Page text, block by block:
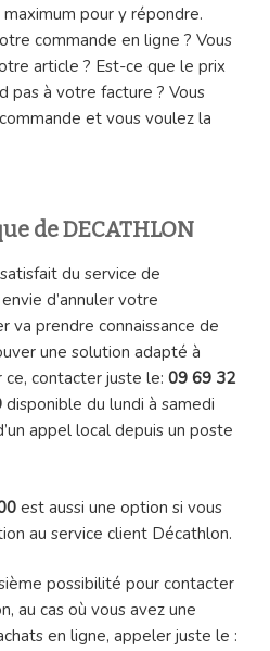
pour y répondre.
commande en ligne ? Vous
article ? Est-ce que le prix
pas à votre facture ? Vous
et vous voulez la
de DECATHLON
du service de
d’annuler votre
va prendre connaissance de
une solution adapté à
contacter juste le: 09 69 32
disponible du lundi à samedi
appel local depuis un poste
est aussi une option si vous
au service client Décathlon.
possibilité pour contacter
au cas où vous avez une
en ligne, appeler juste le :